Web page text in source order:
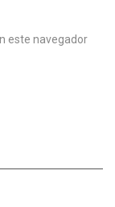
este navegador